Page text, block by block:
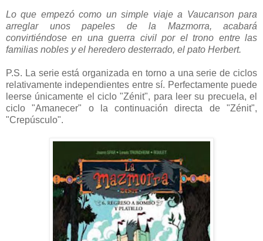
Lo que empezó como un simple viaje a Vaucanson para
arreglar unos papeles de la Mazmorra, acabará
convirtiéndose en una guerra civil por el trono entre las
familias nobles y el heredero desterrado, el pato Herbert.
P.S. La serie está organizada en torno a una serie de ciclos
relativamente independientes entre sí. Perfectamente puede
leerse únicamente el ciclo "Zénit", para leer su precuela, el
ciclo "Amanecer" o la continuación directa de "Zénit",
"Crepúsculo".